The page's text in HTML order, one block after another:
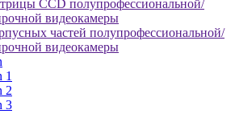
CCD полупрофессиональной/
видеокамеры
частей полупрофессиональной/
видеокамеры
1
2
3